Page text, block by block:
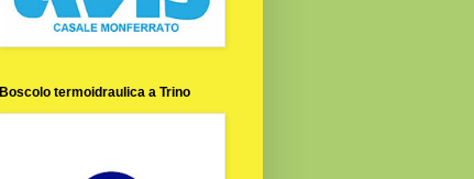
Boscolo termoidraulica a Trino